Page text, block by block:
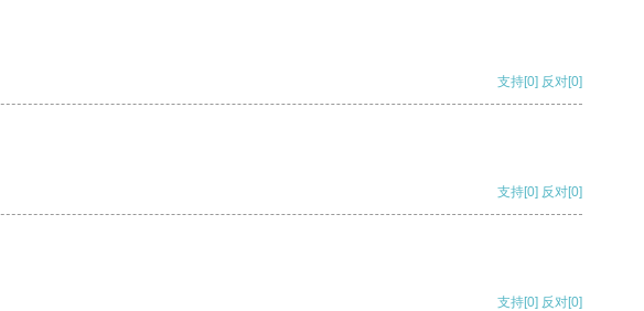
支持[0] 反对[0]
支持[0] 反对[0]
支持[0] 反对[0]